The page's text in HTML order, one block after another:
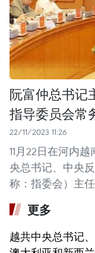
阮富仲总书记
指导委员会常
22/11/2023 11:26
11月22日在河内
央总书记、中央
称：指委会）主
更多
越共中央总书记